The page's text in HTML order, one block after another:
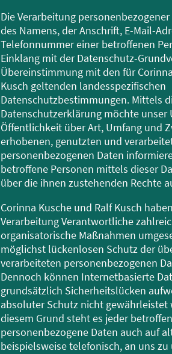
Die Verarbeitung
des Namens, der Anschrift, E-Mail-
Telefonnummer einer betroffenen
Einklang mit der Datenschutz-
Übereinstimmung mit den für
Kusch geltenden landesspezifischen
Datenschutzbestimmungen. Mittels
Datenschutzerklärung möchte unser
Öffentlichkeit über Art, Umfang und
erhobenen, genutzten und
personenbezogenen Daten
betroffene Personen mittels dieser
über die ihnen zustehenden Rechte
Corinna Kusche und Ralf Kusch
Verarbeitung Verantwortliche
organisatorische Maßnahmen
möglichst lückenlosen Schutz der
verarbeiteten personenbezogenen
Dennoch können Internetbasierte
grundsätzlich Sicherheitslücken
absoluter Schutz nicht gewährleistet
diesem Grund steht es jeder
personenbezogene Daten auch auf
beispielsweise telefonisch, an uns